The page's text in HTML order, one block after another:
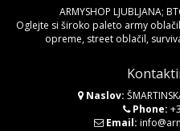
ARMYSHOP LJUBLJANA;
Oglejte si široko paleto army
opreme, street oblačil,
Naslov:
Phone:
Email: